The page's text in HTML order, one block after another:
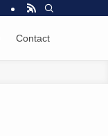
Contact